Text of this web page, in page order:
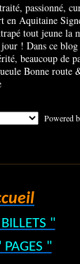
passionné,
en Aquitaine
tout jeune la
! Dans ce
beaucoup de
Bonne route
Powered
"
"